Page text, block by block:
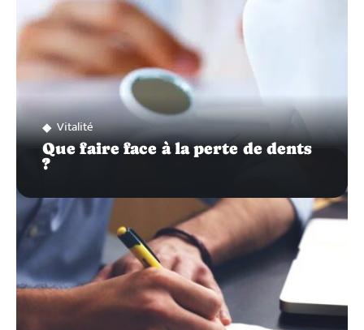
Vitalité
Que faire face à la perte de dents
?